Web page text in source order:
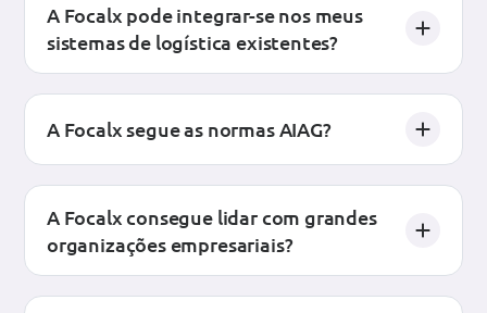
A Focalx pode integrar-se nos meus
sistemas de logística existentes?
A Focalx segue as normas AIAG?
A Focalx consegue lidar com grandes
organizações empresariais?